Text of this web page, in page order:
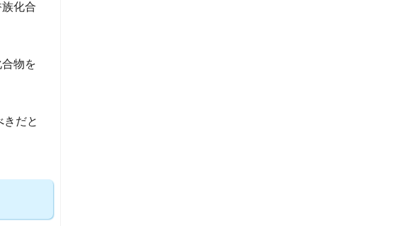
化合
物を
だと